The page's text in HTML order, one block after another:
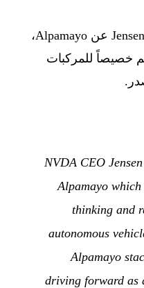
— أعلن Jensen Huang عن Alpamayo،
خصيصاً للمركبات
$NVDA CEO
Alpamayo
thinking and
autonomous
Alpamayo
driving forward as